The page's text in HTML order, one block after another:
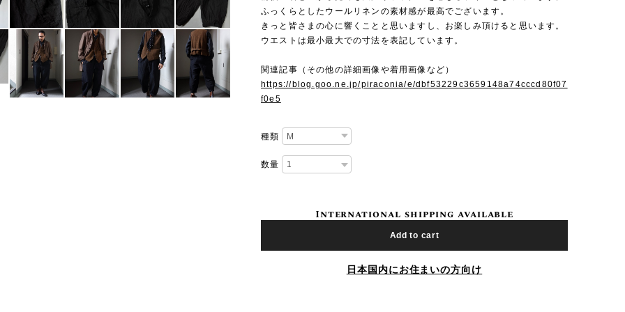
ふっくらとしたウールリネンの素材感が最高でございます。
きっと皆さまの心に響くことと思いますし、お楽しみ頂けると思います。
ウエストは最小最大での寸法を表記しています。
関連記事（その他の詳細画像や着用画像など）
https://blog.goo.ne.jp/piraconia/e/dbf53229c3659148a74cccd80f07
f0e5
種類
数量
International shipping available
Add to cart
日本国内にお住まいの方向け